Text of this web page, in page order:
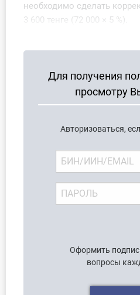
Участник ВЭД
Учет по отраслям
Интернет-магазин
О Системе
Обучение
Тестирование для
необходимо сделать
3 600 тенге (72 000 × 5 %).
Для получения
просмотру
Авторизоваться,
Оформить
вопросы